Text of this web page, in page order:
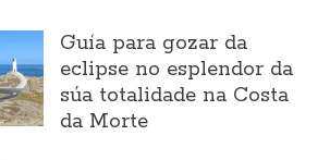
Guía para gozar da
eclipse no esplendor da
súa totalidade na Costa
da Morte